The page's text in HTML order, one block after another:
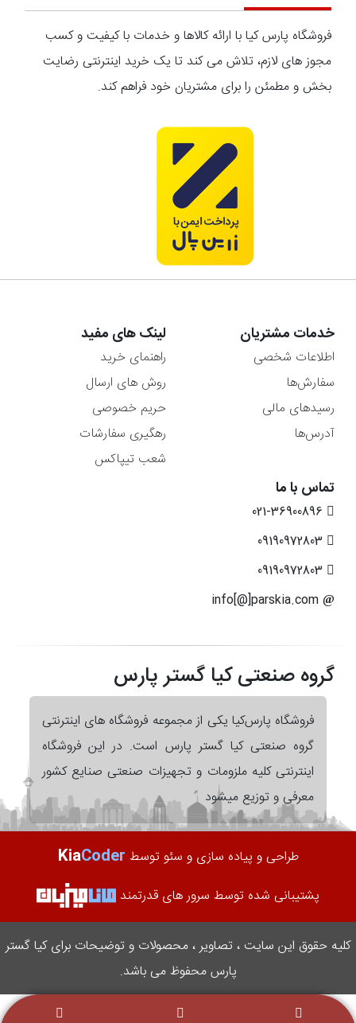
فروشگاه پارس کیا با ارائه کالاها و خدمات با کیفیت و کسب
مجوز های لازم، تلاش می کند تا یک خرید اینترنتی رضایت
بخش و مطمئن را برای مشتریان خود فراهم کند.
خدمات مشتریان
اطلاعات شخصی
سفارش‌ها
رسیدهای مالی
آدرس‌ها
لینک های مفید
راهنمای خرید
روش های ارسال
حریم خصوصی
رهگیری سفارشات
شعب تیپاکس
تماس با ما
گروه صنعتی کیا گستر پارس
فروشگاه پارس‌کیا یکی از مجموعه فروشگاه های اینترنتی
گروه صنعتی کیا گستر پارس است. در این فروشگاه
اینترنتی کلیه ملزومات و تجهیزات صنعتی صنایع کشور
معرفی و توزیع میشود
طراحی و پیاده سازی و سئو توسط KiaCoder
پشتیبانی شده توسط سرور های قدرتمند
کلیه حقوق این سایت ، تصاویر ، محصولات و توضیحات برای کیا گستر
پارس محفوظ می باشد.